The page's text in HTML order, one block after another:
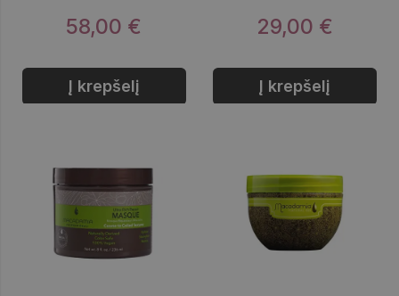
58,00 €
Į krepšelį
29,00 €
Į krepšelį